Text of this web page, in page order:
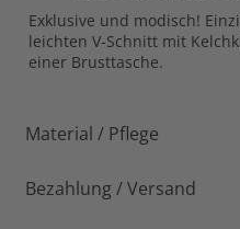
Exklusive und modisch!
leichten V-Schnitt mit
einer Brusttasche.
Material / Pflege
Bezahlung / Versand